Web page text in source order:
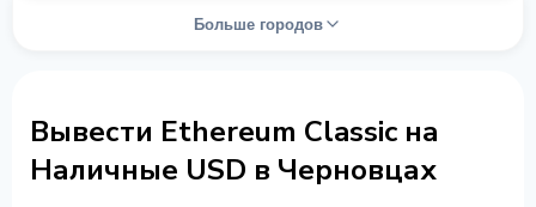
Больше городов
Вывести Ethereum Classic на
Наличные USD в Черновцах